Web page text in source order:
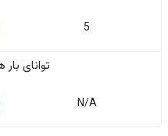
5
تواناى
N/A